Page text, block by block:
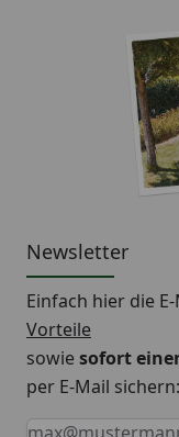
Newsletter
Einfach hier die
Vorteile
sowiesofort
per E-Mail sichern:
Keine Eingabe
Eingabe
E-Mail *